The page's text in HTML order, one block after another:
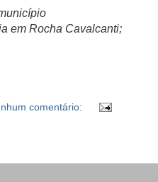
em Rocha Cavalcanti;
comentário: